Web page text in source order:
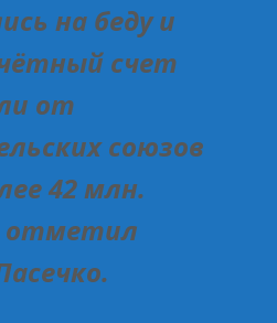
на беду и
счет
от
союзов
42 млн.
отметил